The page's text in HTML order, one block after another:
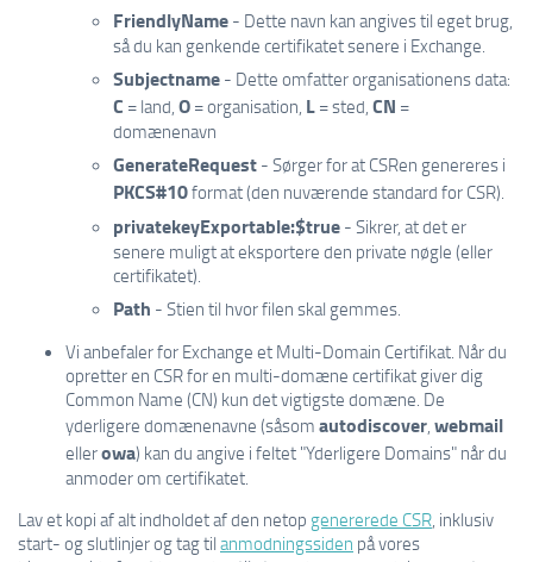
FriendlyName - Dette navn kan angives til eget brug,
så du kan genkende certifikatet senere i Exchange.
Subjectname - Dette omfatter organisationens data:
C = land, O = organisation, L = sted, CN =
domænenavn
GenerateRequest - Sørger for at CSRen genereres i
PKCS#10format (den nuværende standard for CSR).
privatekeyExportable:$true - Sikrer, at det er
senere muligt at eksportere den private nøgle (eller
certifikatet).
Path - Stien til hvor filen skal gemmes.
Vi anbefaler for Exchange et Multi-Domain Certifikat. Når du
opretter en CSR for en multi-domæne certifikat giver dig
Common Name (CN) kun det vigtigste domæne. De
yderligere domænenavne (såsom autodiscover webmail
ellerowa) kan du angive i feltet "Yderligere Domains" når du
anmoder om certifikatet.
Lav et kopi af alt indholdet af den netop genererede CSR , inklusiv
start- og slutlinjer og tag til anmodningssiden på vores